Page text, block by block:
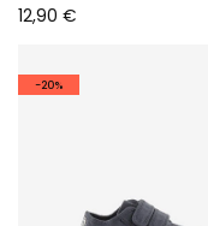
12,90 €
-20%